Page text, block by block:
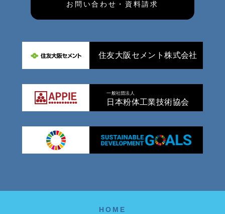
お問い合わせ・資料請求
住友大阪セメント株式会社
一般社団法人
日本粉体工業技術協会
HOME